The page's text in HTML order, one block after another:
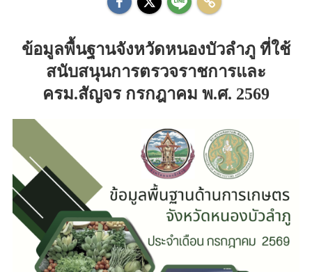
ข้อมูลพื้นฐานจังหวัดหนองบัวลำภู ที่ใช้
สนับสนุนการตรวจราชการและ
ครม.สัญจร กรกฎาคม พ.ศ. 2569